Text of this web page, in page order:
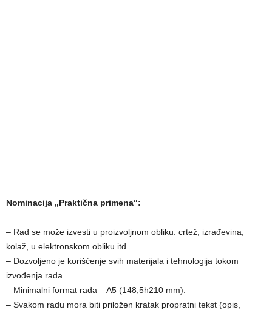
Nominacija „Praktična primena“:
– Rad se može izvesti u proizvolјnom obliku: crtež, izrađevina,
kolaž, u elektronskom obliku itd.
– Dozvolјeno je korišćenje svih materijala i tehnologija tokom
izvođenja rada.
– Minimalni format rada – A5 (148,5h210 mm).
– Svakom radu mora biti priložen kratak propratni tekst (opis,